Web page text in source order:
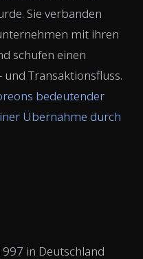
Sie verbanden
mit ihren
schufen einen
Transaktionsfluss.
bedeutender
Übernahme durch
in Deutschland